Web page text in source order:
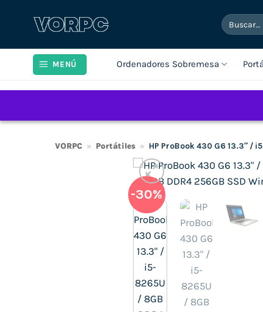
Buscar
por:
MENÚ Ordenadores Sobremesa
VORPC » Portátiles » HP ProBook 430 G6 13.3″ /
-30%